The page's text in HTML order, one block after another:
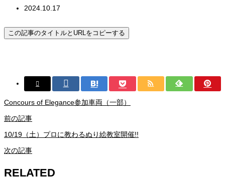
2024.10.17
この記事のタイトルとURLをコピーする
Concours of Elegance参加車両（一部）
前の記事
10/19（土）プロに教わるぬり絵教室開催!!
次の記事
RELATED